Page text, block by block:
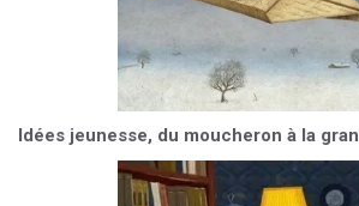
Idées jeunesse, du moucheron à la